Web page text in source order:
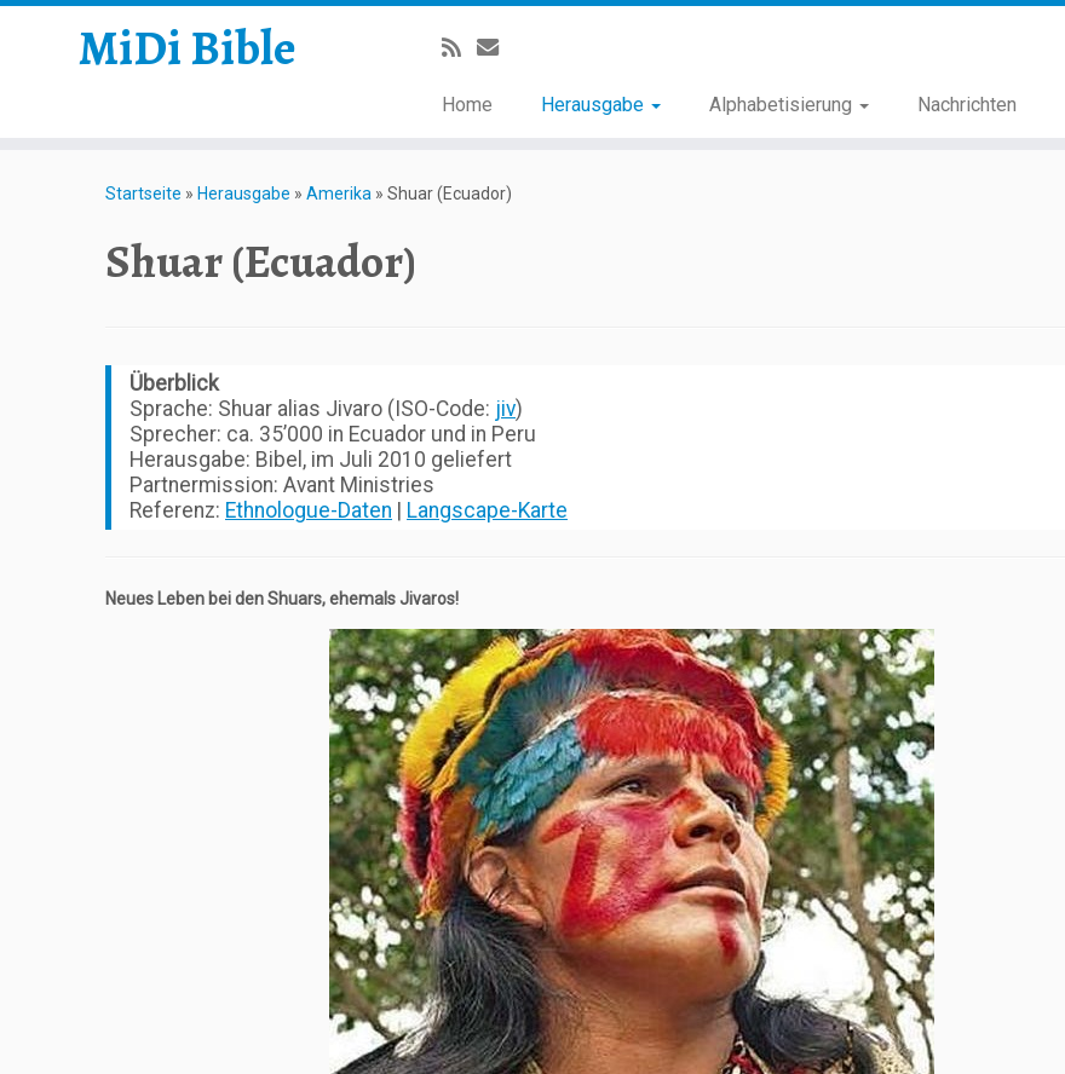
MiDi Bible
Home Herausgabe Alphabetisierung Nachrichten
Startseite » Herausgabe » Amerika » Shuar (Ecuador)
Shuar (Ecuador)
Überblick
Sprache: Shuar alias Jivaro (ISO-Code: jiv)
Sprecher: ca. 35’000 in Ecuador und in Peru
Herausgabe: Bibel, im Juli 2010 geliefert
Partnermission: Avant Ministries
Referenz: Ethnologue-Daten Langscape-Karte
Neues Leben bei den Shuars, ehemals Jivaros!